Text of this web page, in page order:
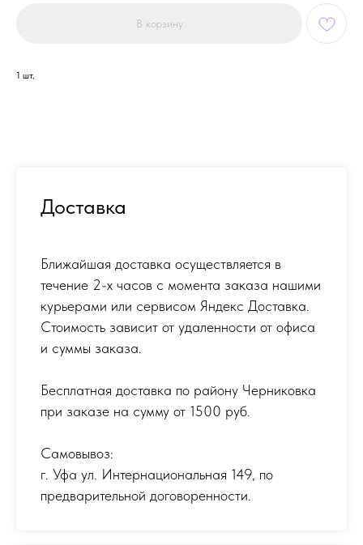
В корзину
1 шт.
Доставка
Ближайшая доставка осуществляется в
течение 2-х часов с момента заказа нашими
курьерами или сервисом Яндекс Доставка.
Стоимость зависит от удаленности от офиса
и суммы заказа.
Бесплатная доставка по району Черниковка
при заказе на сумму от 1500 руб.
Самовывоз:
г. Уфа ул. Интернациональная 149, по
предварительной договоренности.